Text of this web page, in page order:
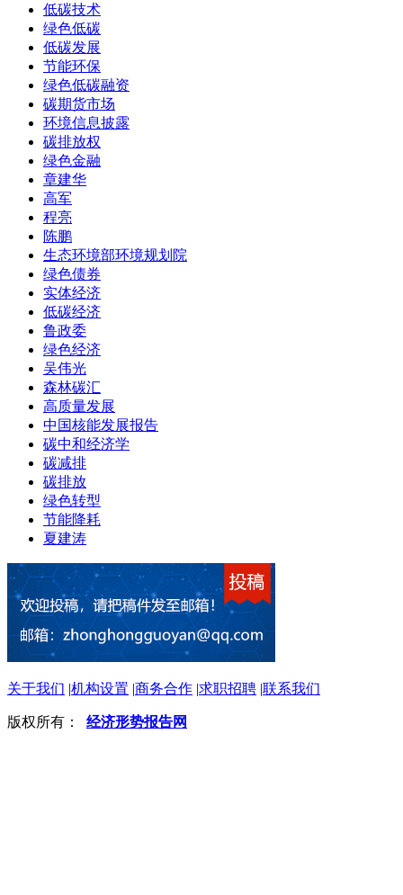
低碳技术
绿色低碳
低碳发展
节能环保
绿色低碳融资
碳期货市场
环境信息披露
碳排放权
绿色金融
章建华
高军
程亮
陈鹏
生态环境部环境规划院
绿色债券
实体经济
低碳经济
鲁政委
绿色经济
吴伟光
森林碳汇
高质量发展
中国核能发展报告
碳中和经济学
碳减排
碳排放
绿色转型
节能降耗
夏建涛
关于我们 |机构设置 |商务合作 |求职招聘 |联系我们
版权所有： 经济形势报告网